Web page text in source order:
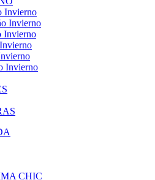
Invierno
Invierno
Invierno
Invierno